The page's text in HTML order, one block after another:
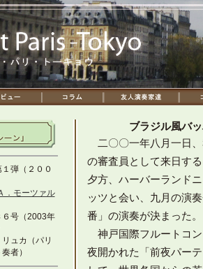
弾（２００
．モーツァル
号（2003年
ュカ（パリ
者）
ブラジル風バ
二〇〇一年八月一日
の審査員として来日す
夕方、ハーバーランド
ッツと会い、九月の演
番」の演奏が決まった。
神戸国際フルートコ
夜開かれた「前夜パー